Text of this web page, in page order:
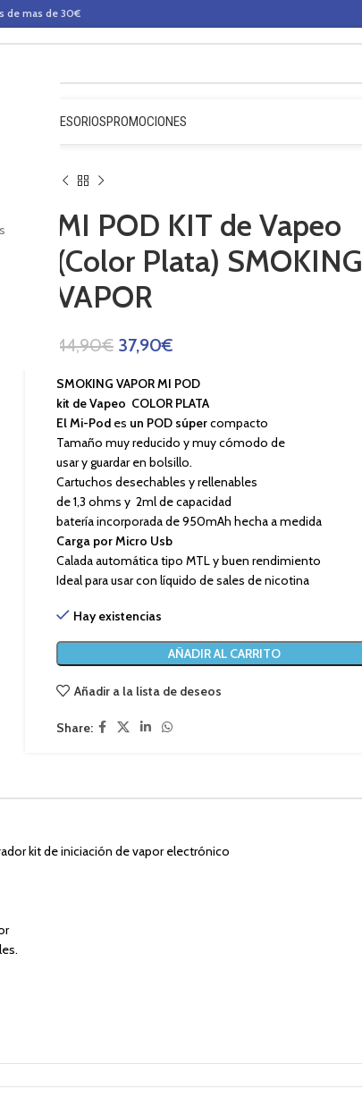
de mas de 30€
ACCESORIOSPROMOCIONES
MI POD KIT de Vapeo
(Color Plata) SMOKING
VAPOR
44,90€ 37,90€
SMOKING VAPOR MI POD
kit de Vapeo COLOR PLATA
El Mi-Pod es un POD súpercompacto
Tamaño muy reducido y muy cómodo de
usar y guardar en bolsillo.
Cartuchos desechables y rellenables
de 1,3 ohms y 2ml de capacidad
batería incorporada de 950mAh hecha a medida
Carga por Micro Usb
Calada automática tipo MTL y buen rendimiento
Ideal para usar con líquido de sales de nicotina
Hay existencias
AÑADIR AL CARRITO
Añadir a la lista de deseos
Share:
kit de iniciación de vapor electrónico